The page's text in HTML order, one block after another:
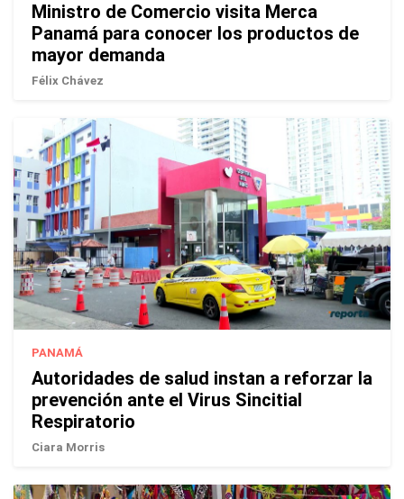
Ministro de Comercio visita Merca
Panamá para conocer los productos de
mayor demanda
Félix Chávez
PANAMÁ
Autoridades de salud instan a reforzar la
prevención ante el Virus Sincitial
Respiratorio
Ciara Morris